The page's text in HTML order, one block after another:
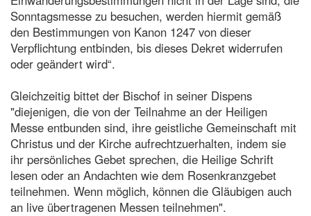
Sonntagsmesse zu besuchen, werden hiermit gemäß
den Bestimmungen von Kanon 1247 von dieser
Verpflichtung entbinden, bis dieses Dekret widerrufen
oder geändert wird“.
Gleichzeitig bittet der Bischof in seiner Dispens
"diejenigen, die von der Teilnahme an der Heiligen
Messe entbunden sind, ihre geistliche Gemeinschaft mit
Christus und der Kirche aufrechtzuerhalten, indem sie
ihr persönliches Gebet sprechen, die Heilige Schrift
lesen oder an Andachten wie dem Rosenkranzgebet
teilnehmen. Wenn möglich, können die Gläubigen auch
an live übertragenen Messen teilnehmen".